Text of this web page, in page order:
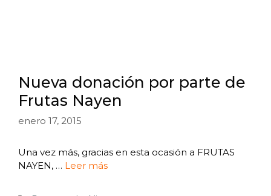
Nueva donación por parte de
Frutas Nayen
enero 17, 2015
Una vez más, gracias en esta ocasión a FRUTAS
NAYEN, … Leer más